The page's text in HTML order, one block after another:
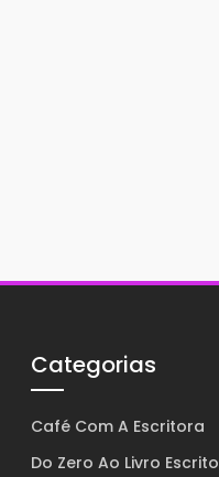
Categorias
Café Com A Escritora
Do Zero Ao Livro Escrito